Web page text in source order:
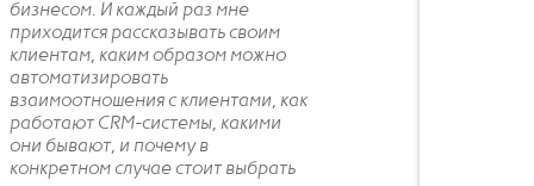
бизнесом. И каждый раз мне
приходится рассказывать своим
клиентам, каким образом можно
автоматизировать
взаимоотношения с клиентами, как
работают CRM-системы, какими
они бывают, и почему в
конкретном случае стоит выбрать